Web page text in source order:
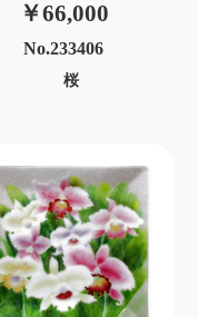
￥66,000
No.233406
桜